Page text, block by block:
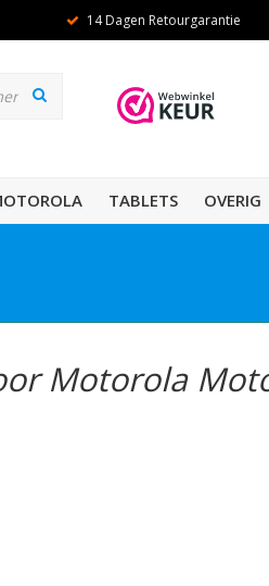
14 Dagen Retourgarantie
TABLETS OVERIG
Motorola